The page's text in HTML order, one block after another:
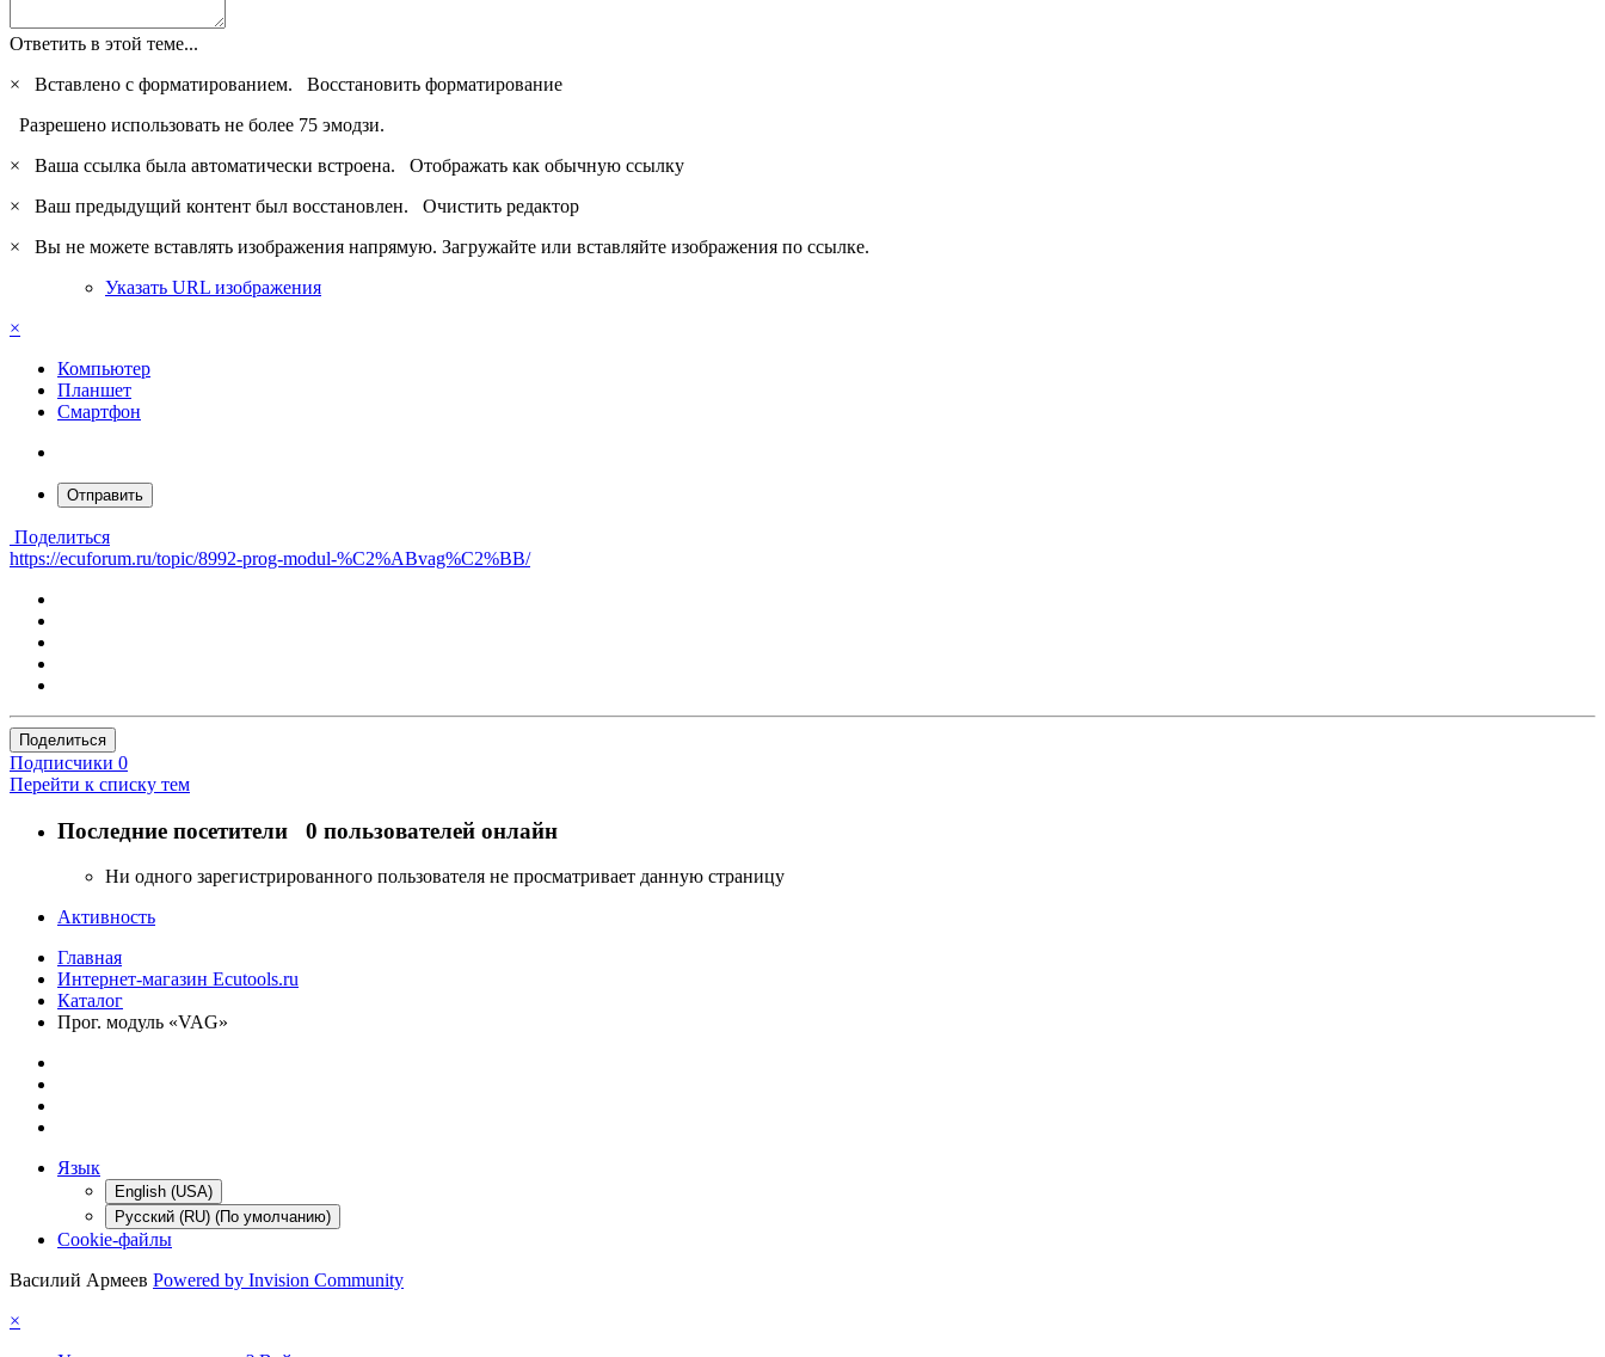
Ответить в этой теме...
×
Вставлено с форматированием. Восстановить форматирование
Разрешено использовать не более 75 эмодзи.
×
Ваша ссылка была автоматически встроена. Отображать как обычную ссылку
×
Ваш предыдущий контент был восстановлен. Очистить редактор
×
Вы не можете вставлять изображения напрямую. Загружайте или вставляйте изображения по ссылке.
Указать URL изображения
×
Компьютер
Планшет
Смартфон
Отправить
Поделиться
https://ecuforum.ru/topic/8992-prog-modul-%C2%ABvag%C2%BB/
Поделиться
Подписчики 0
Перейти к списку тем
Последние посетители 0 пользователей онлайн
Ни одного зарегистрированного пользователя не просматривает данную страницу
Активность
Главная
Интернет-магазин Ecutools.ru
Каталог
Прог. модуль «VAG»
Язык
English (USA)
Русский (RU) (По умолчанию)
Cookie-файлы
Василий Армеев Powered by Invision Community
×